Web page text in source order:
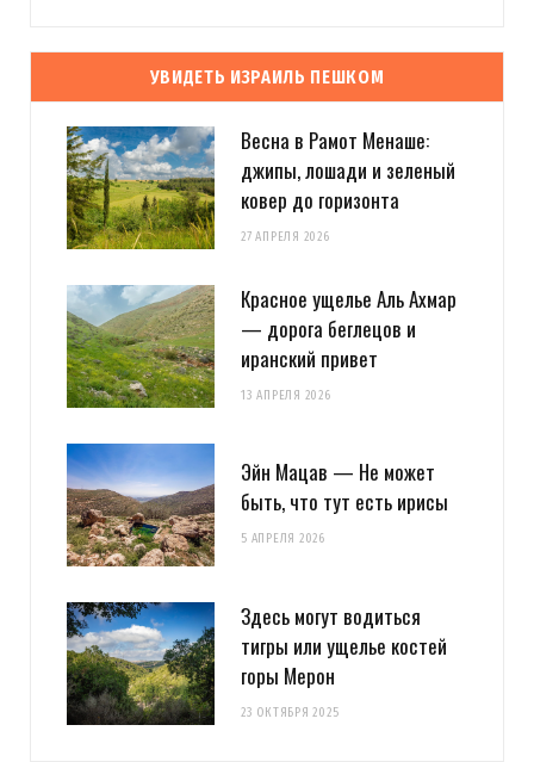
УВИДЕТЬ ИЗРАИЛЬ ПЕШКОМ
Весна в Рамот Менаше:
джипы, лошади и зеленый
ковер до горизонта
27 АПРЕЛЯ 2026
Красное ущелье Аль Ахмар
— дорога беглецов и
иранский привет
13 АПРЕЛЯ 2026
Эйн Мацав — Не может
быть, что тут есть ирисы
5 АПРЕЛЯ 2026
Здесь могут водиться
тигры или ущелье костей
горы Мерон
23 ОКТЯБРЯ 2025